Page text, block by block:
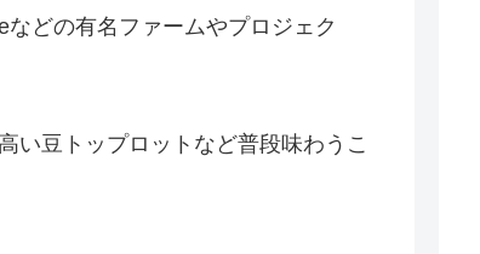
どの有名ファームやプロジェク
い豆トップロットなど普段味わうこ